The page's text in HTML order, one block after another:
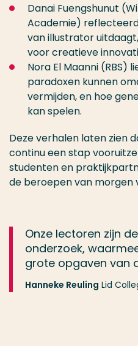
Danai Fuengshunut
Academie)
van illustrator
voor creatieve
Nora El Maanni (RBS)
paradoxen kunnen
vermijden, en hoe
kan spelen.
Deze verhalen laten zien
continu een stap
studenten en
de beroepen van morgen
Onze lectoren zijn
onderzoek,
grote opgaven van
Hanneke Reuling Lid